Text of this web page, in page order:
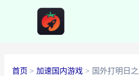
首页 加速国内游戏 国外打明日